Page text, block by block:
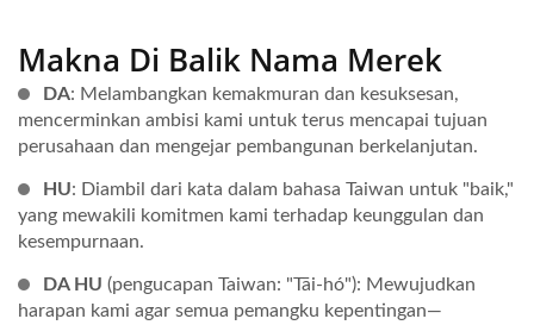
Makna Di Balik Nama Merek
DA: Melambangkan kemakmuran dan kesuksesan,
mencerminkan ambisi kami untuk terus mencapai tujuan
perusahaan dan mengejar pembangunan berkelanjutan.
HU: Diambil dari kata dalam bahasa Taiwan untuk "baik,"
yang mewakili komitmen kami terhadap keunggulan dan
kesempurnaan.
DA HU (pengucapan Taiwan: "Tāi-hó"): Mewujudkan
harapan kami agar semua pemangku kepentingan—